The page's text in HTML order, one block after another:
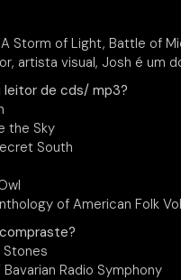
Storm of Light, Battle of
artista visual, Josh é um
leitor de cds/ mp3?
the Sky
South
of American Folk
Stones
Radio Symphony